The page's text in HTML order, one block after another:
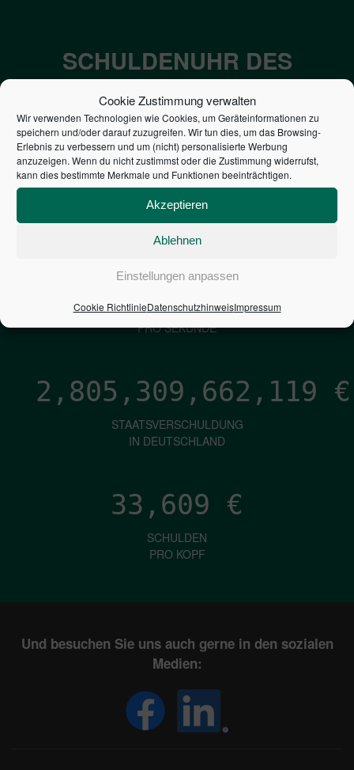
Cookie Zustimmung verwalten
Wir verwenden Technologien wie Cookies, um Geräteinformationen zu
speichern und/oder darauf zuzugreifen. Wir tun dies, um das Browsing-
Erlebnis zu verbessern und um (nicht) personalisierte Werbung
anzuzeigen. Wenn du nicht zustimmst oder die Zustimmung widerrufst,
kann dies bestimmte Merkmale und Funktionen beeinträchtigen.
Akzeptieren
Ablehnen
Einstellungen anpassen
Cookie RichtlinieDatenschutzhinweisImpressum
SCHULDENUHR DES
BUNDES DER
STEUERZAHLER
7,052€
NEUVERSCHULDUNG
PRO SEKUNDE
1,601€
ZINSEN
PRO SEKUNDE
2,805,309,663,381 €
STAATSVERSCHULDUNG
IN DEUTSCHLAND
33,609 €
SCHULDEN
PRO KOPF
Und besuchen Sie uns auch gerne in den sozialen
Medien: